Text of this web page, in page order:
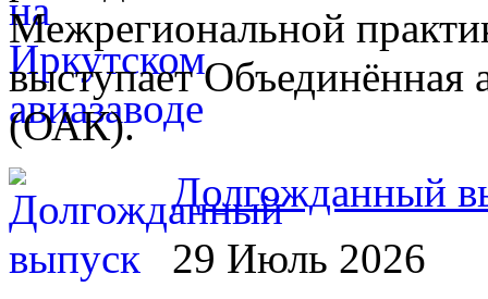
Межрегиональной
выступает Объединённая
(ОАК).
Долгожданный
29 Июль 2026